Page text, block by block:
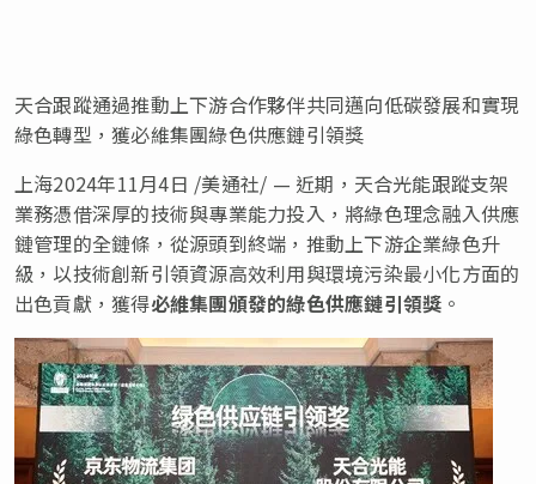
天合跟蹤通過推動上下游合作夥伴共同邁向低碳發展和實現
綠色轉型，獲必維集團綠色供應鏈引領獎
上海2024年11月4日 /美通社/ — 近期，天合光能跟蹤支架
業務憑借深厚的技術與專業能力投入，將綠色理念融入供應
鏈管理的全鏈條，從源頭到終端，推動上下游企業綠色升
級，以技術創新引領資源高效利用與環境污染最小化方面的
出色貢獻，獲得必維集團頒發的綠色供應鏈引領獎 。